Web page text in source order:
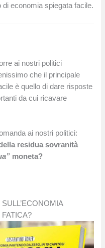
di economia spiegata facile.
ai nostri politici
che il principale
è quello di dare risposte
da cui ricavare
ai nostri politici:
residua sovranità
moneta?